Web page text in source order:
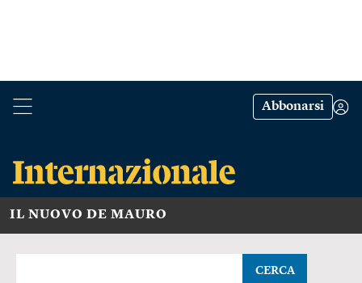
Abbonarsi
IL NUOVO DE MAURO
CERCA